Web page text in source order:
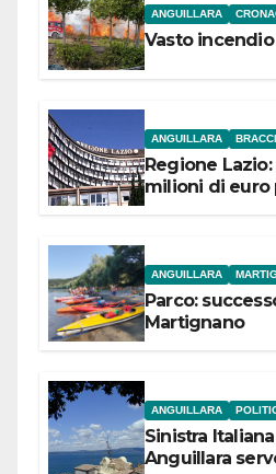
ANGUILLARA
Vasto
ANGUILLARA
Regione
milioni di euro
ANGUILLARA
Parco:
Martignano
ANGUILLARA
Sinistra Italiana
Anguillara